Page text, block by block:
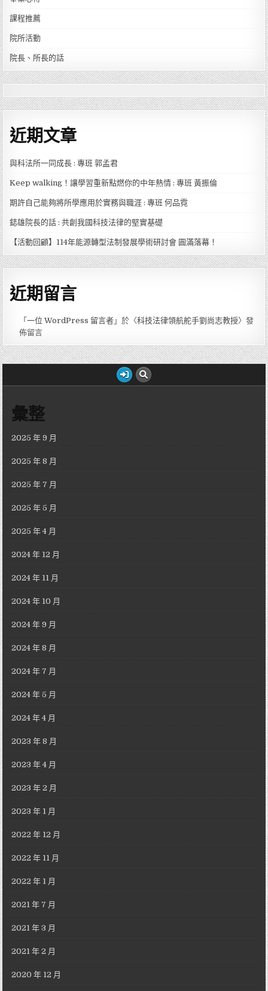
課程推薦
院所活動
院長、所長的話
近期文章
與科法所一同成長 : 專班 郭孟君
Keep walking！讓學習重新點燃你的中年熱情 : 專班 黃振倫
期許自己能夠將所學應用於實務與職涯 : 專班 何品霓
鋕雄院長的話 : 共創我國科技法律的堅實基礎
【活動回顧】114年能源轉型法制發展學術研討會 圓滿落幕！
近期留言
「一位 WordPress 留言者 」於〈科技法律領航舵手劉尚志教授〉發
佈留言
彙整
2025 年 9 月
2025 年 8 月
2025 年 7 月
2025 年 5 月
2025 年 4 月
2024 年 12 月
2024 年 11 月
2024 年 10 月
2024 年 9 月
2024 年 8 月
2024 年 7 月
2024 年 5 月
2024 年 4 月
2023 年 8 月
2023 年 4 月
2023 年 2 月
2023 年 1 月
2022 年 12 月
2022 年 11 月
2022 年 1 月
2021 年 7 月
2021 年 3 月
2021 年 2 月
2020 年 12 月